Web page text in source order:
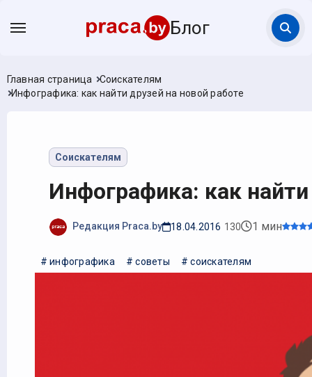
Блог
Главная страница
Соискателям
Инфографика: как найти друзей на новой работе
Соискателям
Инфографика: как
Редакция Praca.by 18.04.2016 130 1 мин
# инфографика # советы # соискателям